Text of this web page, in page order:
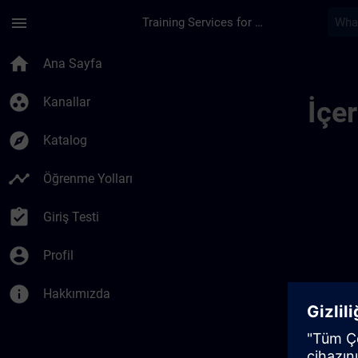
menu Training Services for Digital Industries
home Ana Sayfa
group_work Kanallar
explore Katalog
timeline Öğrenme Yolları
assignment_turned_in Giriş Testi
account_circle Profil
info Hakkımızda